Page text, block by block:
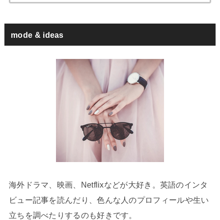
mode & ideas
海外ドラマ、映画、Netflixなどが大好き。英語のインタ
ビュー記事を読んだり、色んな人のプロフィールや生い
立ちを調べたりするのも好きです。